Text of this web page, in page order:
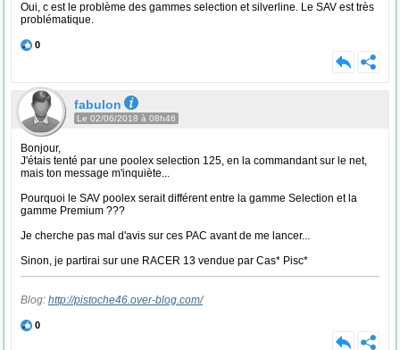
Oui, c est le problème des gammes selection et silverline. Le SAV est très
problématique.
0
fabulon
Le 02/06/2018 à 08h46
Bonjour,
J'étais tenté par une poolex selection 125, en la commandant sur le net,
mais ton message m'inquiète...
Pourquoi le SAV poolex serait différent entre la gamme Selection et la
gamme Premium ???
Je cherche pas mal d'avis sur ces PAC avant de me lancer...
Sinon, je partirai sur une RACER 13 vendue par Cas* Pisc*
Blog: http://pistoche46.over-blog.com/
0